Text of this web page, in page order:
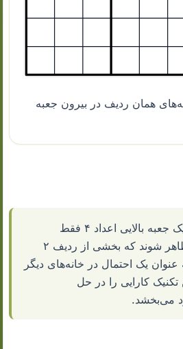
خانه‌های همان ردیف در بیرون جعبه
به عنوان مثال، اگر در یک جعبه بالایی اعداد ۴ فقط
می‌توانند در خانه‌هایی ظاهر شوند که بخشی از ردیف ۲
می‌توانید ۴ را به عنوان یک احتمال در خانه‌های دیگر
کارایی را در حل
می‌بخشد.